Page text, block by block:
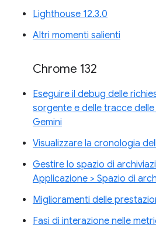
Lighthouse 12.3.0
Altri momenti salienti
Chrome 132
Eseguire il debug delle
sorgente e delle tracce
Gemini
Visualizzare la cronologia
Gestire lo spazio di
Applicazione > Spazio di
Miglioramenti delle
Fasi di interazione nelle